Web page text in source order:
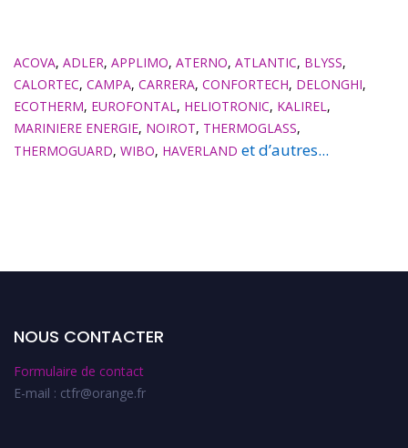
ACOVA, ADLER, APPLIMO, ATERNO, ATLANTIC, BLYSS,
CALORTEC, CAMPA, CARRERA, CONFORTECH, DELONGHI,
ECOTHERM, EUROFONTAL , HELIOTRONIC, KALIREL ,
MARINIERE ENERGIE, NOIROT, THERMOGLASS,
THERMOGUARD, WIBO, HAVERLAND et d’autres...
NOUS CONTACTER
Formulaire de contact
E-mail : ctfr@orange.fr